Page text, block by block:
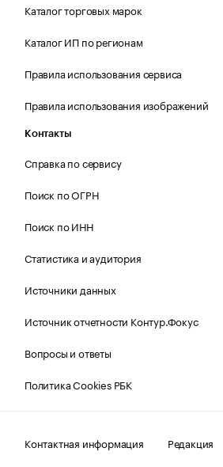
Каталог торговых марок
Каталог ИП по регионам
Правила использования сервиса
Правила использования изображений
Контакты
Справка по сервису
Поиск по ОГРН
Поиск по ИНН
Статистика и аудитория
Источники данных
Источник отчетности Контур.Фокус
Вопросы и ответы
Политика Cookies РБК
Контактная информация
Редакция